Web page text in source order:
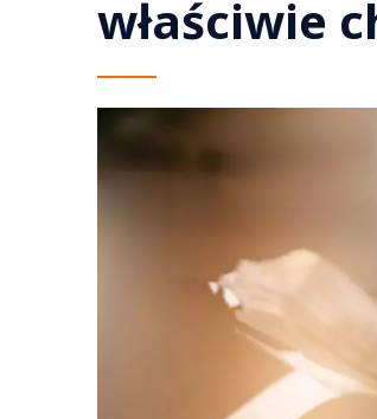
właściwie